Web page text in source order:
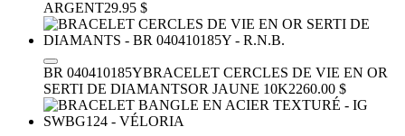
ARGENT29.95 $
BR 040410185YBRACELET CERCLES DE VIE EN OR
SERTI DE DIAMANTSOR JAUNE 10K2260.00 $